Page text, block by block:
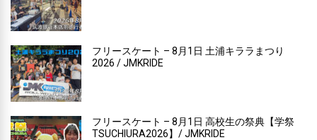
フリースケート – 8月1日 土浦キララまつり
2026 / JMKRIDE
フリースケート – 8月1日 高校生の祭典【学祭
TSUCHIURA2026】/ JMKRIDE